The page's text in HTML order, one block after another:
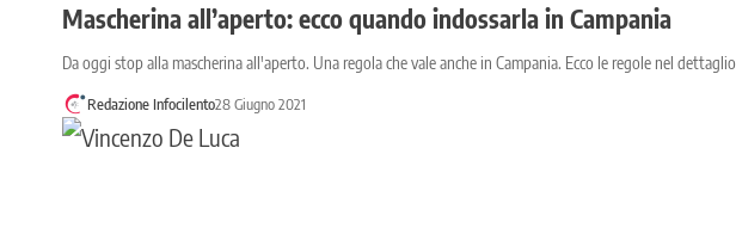
Mascherina all’aperto: ecco quando indossarla in Campania
Da oggi stop alla mascherina all'aperto. Una regola che vale anche in Campania. Ecco le regole nel dettaglio
Redazione Infocilento28 Giugno 2021